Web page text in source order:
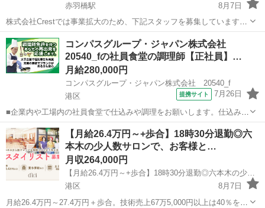
赤羽橋駅
8月7日
株式会社Crestでは事業拡大のため、下記スタッフを募集しています！
・事務員 ・現場監督 ・大工 ・建て方職人 ・社員 ・一人親方 勤務
地：東京・大阪・兵庫・名古屋 経験者優遇！ 安定して仕事がありま
す。 やる気のある方、...
東京 港区 赤羽橋駅 事業拡大
コンパスグループ・ジャパン株式会社
20540_fの社員食堂の調理師【正社員】…
月給280,000円
コンパスグループ・ジャパン株式会社 20540_f
港区
提携サイト 7月26日
■企業内や工場内の社員食堂で仕込みや調理をお願いします。仕込み
は、生野菜の消毒や食材のカットが中心。調理はスチームコンベクシ
ョンで対応する事業所もあります。料理が出来上がったら皿などに盛
り付けて提供。食器洗浄のほか、アルバイ...
東京 港区 調理師
【月給26.4万円～+歩合】18時30分退勤◎六
本木の少人数サロンで、お客様と…
月収264,000円
【月給26.4万円～+歩合】18時30分退勤◎六本木の少人数サロンで、お客様と長く向き合うスタイリスト募集 | d’ici (ディシィ)
港区
8月7日
月給26.4万円～27.4万円＋歩合。技術売上67万5,000円以上は40％を給